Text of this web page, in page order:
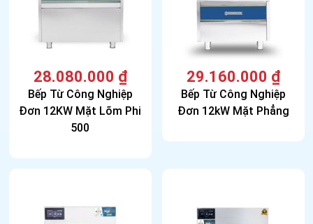
Bếp Từ Công Nghiệp
Đơn 12KW Mặt Lõm Phi
500
28.080.000 ₫
Bếp Từ Công Nghiệp
Đơn 12kW Mặt Phẳng
29.160.000 ₫